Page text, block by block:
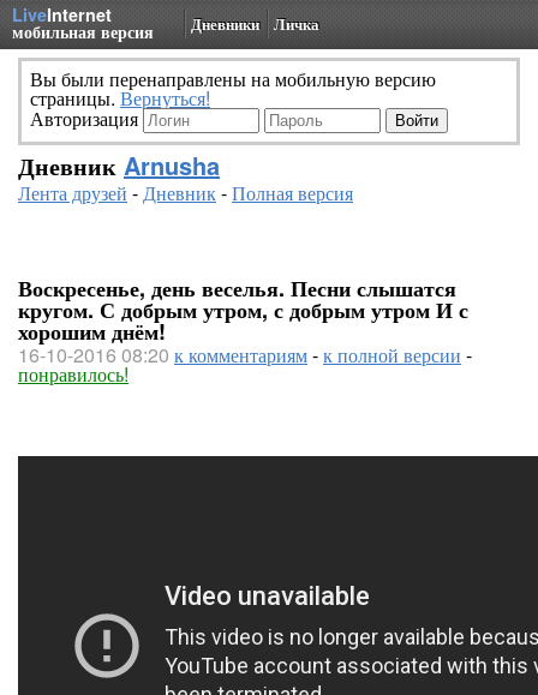
LiveInternet
мобильная версия Дневники Личка
Вы были перенаправлены на мобильную версию
страницы. Вернуться!
Авторизация
Дневник Arnusha
Лента друзей -Дневник-Полная версия
Воскресенье, день веселья. Песни слышатся
кругом. С добрым утром, с добрым утром И с
хорошим днём!
16-10-2016 08:20 к комментариям-к полной версии -
понравилось!